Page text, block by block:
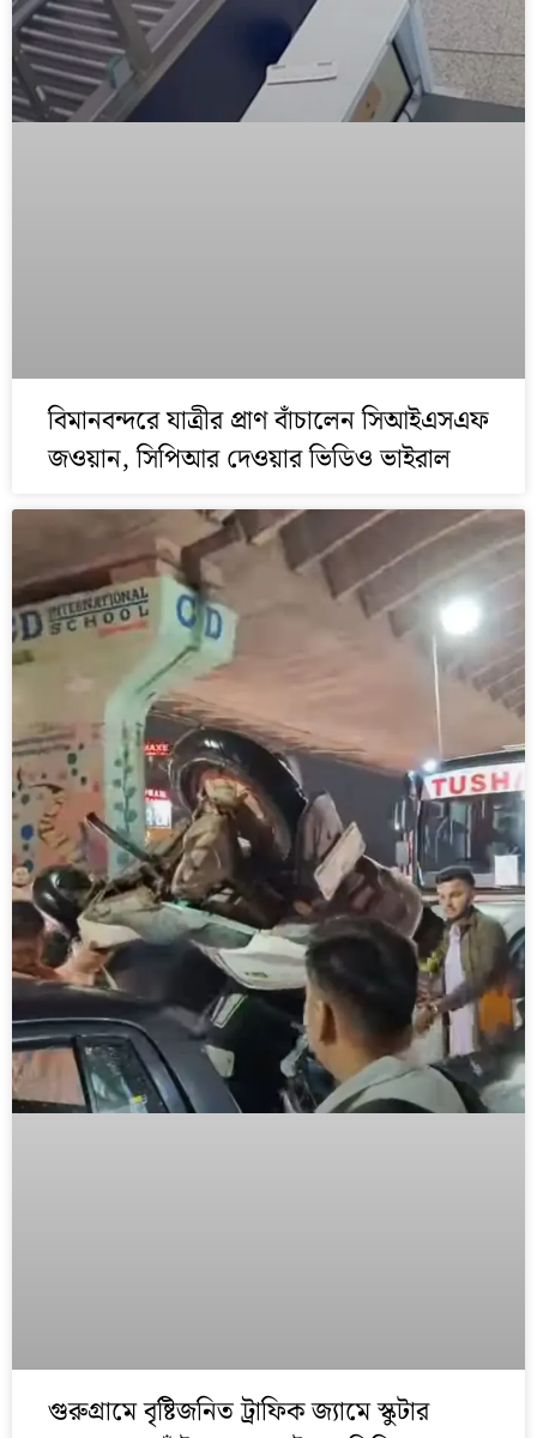
বিমানবন্দরে যাত্রীর প্রাণ বাঁচালেন সিআইএসএফ
জওয়ান, সিপিআর দেওয়ার ভিডিও ভাইরাল
গুরুগ্রামে বৃষ্টিজনিত ট্রাফিক জ্যামে স্কুটার